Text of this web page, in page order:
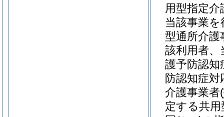
用型指定
当該事業
型通所介護
該利用者、
護予防認知
防認知症
介護事業者(
定する共